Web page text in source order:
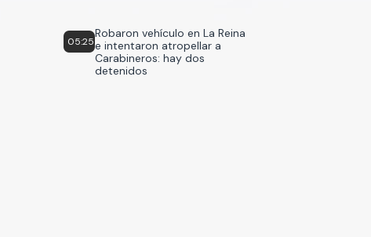
05:25
Robaron vehículo en La Reina
e intentaron atropellar a
Carabineros: hay dos
detenidos